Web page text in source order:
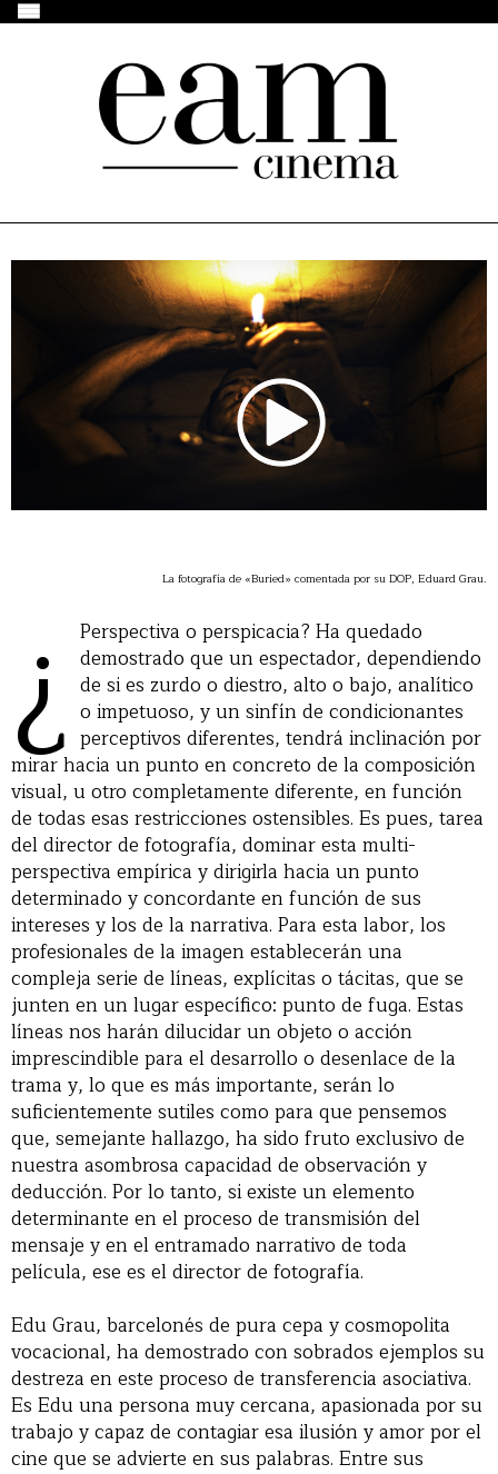
La fotografía de «Buried» comentada por su DOP, Eduard Grau.
¿ Perspectiva o perspicacia? Ha quedado
demostrado que un espectador, dependiendo
de si es zurdo o diestro, alto o bajo, analítico
o impetuoso, y un sinfín de condicionantes
perceptivos diferentes, tendrá inclinación por
mirar hacia un punto en concreto de la composición
visual, u otro completamente diferente, en función
de todas esas restricciones ostensibles. Es pues, tarea
del director de fotografía, dominar esta multi-
perspectiva empírica y dirigirla hacia un punto
determinado y concordante en función de sus
intereses y los de la narrativa. Para esta labor, los
profesionales de la imagen establecerán una
compleja serie de líneas, explícitas o tácitas, que se
junten en un lugar específico: punto de fuga. Estas
líneas nos harán dilucidar un objeto o acción
imprescindible para el desarrollo o desenlace de la
trama y, lo que es más importante, serán lo
suficientemente sutiles como para que pensemos
que, semejante hallazgo, ha sido fruto exclusivo de
nuestra asombrosa capacidad de observación y
deducción. Por lo tanto, si existe un elemento
determinante en el proceso de transmisión del
mensaje y en el entramado narrativo de toda
película, ese es el director de fotografía.
Edu Grau, barcelonés de pura cepa y cosmopolita
vocacional, ha demostrado con sobrados ejemplos su
destreza en este proceso de transferencia asociativa.
Es Edu una persona muy cercana, apasionada por su
trabajo y capaz de contagiar esa ilusión y amor por el
cine que se advierte en sus palabras. Entre sus